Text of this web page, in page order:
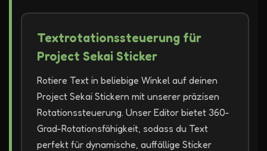
Textrotationssteuerung für
Project Sekai Sticker
Rotiere Text in beliebige Winkel auf deinen
Project Sekai Stickern mit unserer präzisen
Rotationssteuerung. Unser Editor bietet 360-
Grad-Rotationsfähigkeit, sodass du Text
perfekt für dynamische, auffällige Sticker